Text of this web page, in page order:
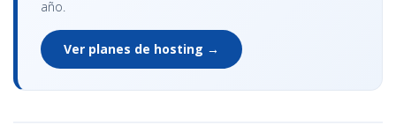
año.
Ver planes de hosting →